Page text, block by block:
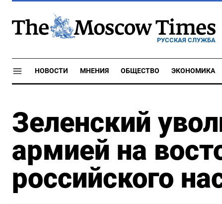
РУССКАЯ СЛУЖБА
НОВОСТИ МНЕНИЯ ОБЩЕСТВО ЭКОНОМИКА
Зеленский
армией на
российского